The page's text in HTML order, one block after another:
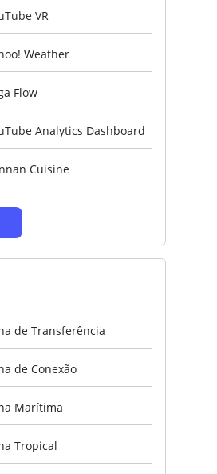
VR
Weather
Flow
Analytics Dashboard
Cuisine
de Transferência
de Conexão
Marítima
Tropical